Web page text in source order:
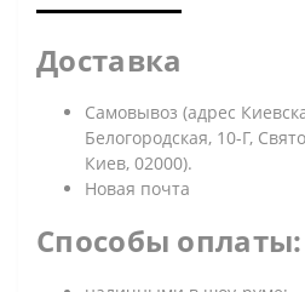
Доставка
Самовывоз (адрес
Белогородская, 10-Г,
Киев, 02000).
Новая почта
Способы оплаты: